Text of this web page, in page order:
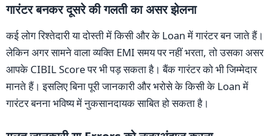
गारंटर बनकर दूसरे की गलती का असर झेलना
कई लोग रिश्तेदारी या दोस्ती में किसी और के Loan में गारंटर बन जाते हैं।
लेकिन अगर सामने वाला व्यक्ति EMI समय पर नहीं भरता, तो उसका असर
आपके CIBIL Score पर भी पड़ सकता है। बैंक गारंटर को भी जिम्मेदार
मानते हैं। इसलिए बिना पूरी जानकारी और भरोसे के किसी के Loan में
गारंटर बनना भविष्य में नुकसानदायक साबित हो सकता है।